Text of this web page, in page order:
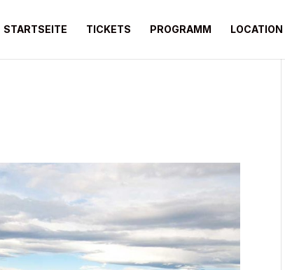
STARTSEITE TICKETS PROGRAMM LOCATION